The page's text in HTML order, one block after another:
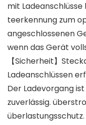
mit
teerkennung zum
angeschlossenen
wenn das Gerät
【Sicherheit】
Ladeanschlüssen
Der Ladevorgang
zuverlässig.
überlastungsschutz.